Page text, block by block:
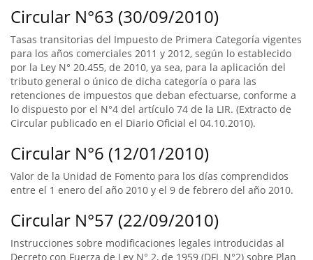
Circular N°63 (30/09/2010)
Tasas transitorias del Impuesto de Primera Categoría vigentes
para los años comerciales 2011 y 2012, según lo establecido
por la Ley N° 20.455, de 2010, ya sea, para la aplicación del
tributo general o único de dicha categoría o para las
retenciones de impuestos que deban efectuarse, conforme a
lo dispuesto por el N°4 del artículo 74 de la LIR. (Extracto de
Circular publicado en el Diario Oficial el 04.10.2010).
Circular N°6 (12/01/2010)
Valor de la Unidad de Fomento para los días comprendidos
entre el 1 enero del año 2010 y el 9 de febrero del año 2010.
Circular N°57 (22/09/2010)
Instrucciones sobre modificaciones legales introducidas al
Decreto con Fuerza de Ley N° 2, de 1959 (DFL N°2) sobre Plan